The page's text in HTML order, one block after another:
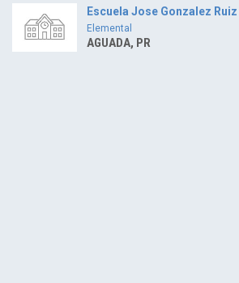
Escuela Jose Gonzalez Ruiz
Elemental
AGUADA, PR